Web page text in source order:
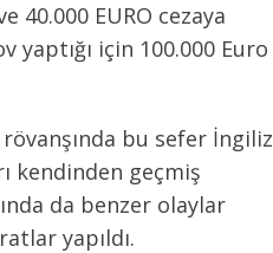
40.000 EURO cezaya
yaptığı için 100.000 Euro
bu sefer İngiliz
kendinden geçmiş
da benzer olaylar
yapıldı.